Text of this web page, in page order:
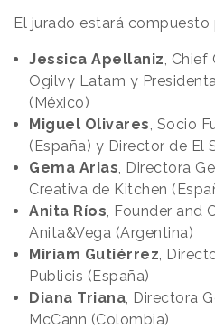
El jurado estará compuesto
Jessica Apellaniz ,
Ogilvy Latam y
(México)
Miguel Olivares , Socio
(España) y Director de El
Gema Arias , Directora
Creativa de Kitchen
Anita Ríos , Founder and
Anita&Vega (Argentina)
Miriam Gutiérrez ,
Publicis (España)
Diana Triana , Directora
McCann (Colombia)